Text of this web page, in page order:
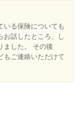
いる保険についても
お話したところ、し
ました。 その後
もご連絡いただけて